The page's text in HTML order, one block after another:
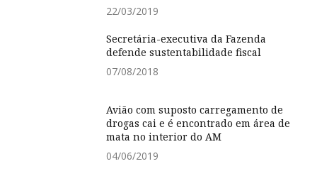
22/03/2019
Secretária-executiva da Fazenda
defende sustentabilidade fiscal
07/08/2018
Avião com suposto carregamento de
drogas cai e é encontrado em área de
mata no interior do AM
04/06/2019